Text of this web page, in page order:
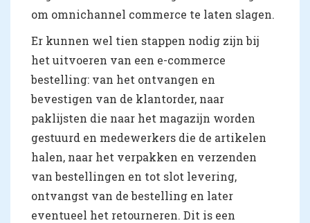
om omnichannel commerce te laten slagen.
Er kunnen wel tien stappen nodig zijn bij
het uitvoeren van een e-commerce
bestelling: van het ontvangen en
bevestigen van de klantorder, naar
paklijsten die naar het magazijn worden
gestuurd en medewerkers die de artikelen
halen, naar het verpakken en verzenden
van bestellingen en tot slot levering,
ontvangst van de bestelling en later
eventueel het retourneren. Dit is een